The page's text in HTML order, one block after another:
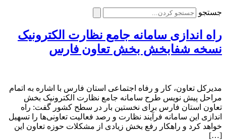
جستجو
راه اندازی سامانه جامع نظارت الکترونیک
نسخه شفابخش بخش تعاون فارس
مدیرکل تعاون، کار و رفاه اجتماعی استان فارس با اشاره به اتمام
مراحل پیش نویس طرح سامانه جامع نظارت الکترونیک بخش
تعاون استان فارس برای نخستین بار در سطح کشور گفت: راه
اندازی این سامانه فرآیند نظارت و رصد فعالیت تعاونی‌‎ها را تسهیل
خواهد کرد و راهکار رفع بخش زیادی از مشکلات حوزه تعاون این
[…]